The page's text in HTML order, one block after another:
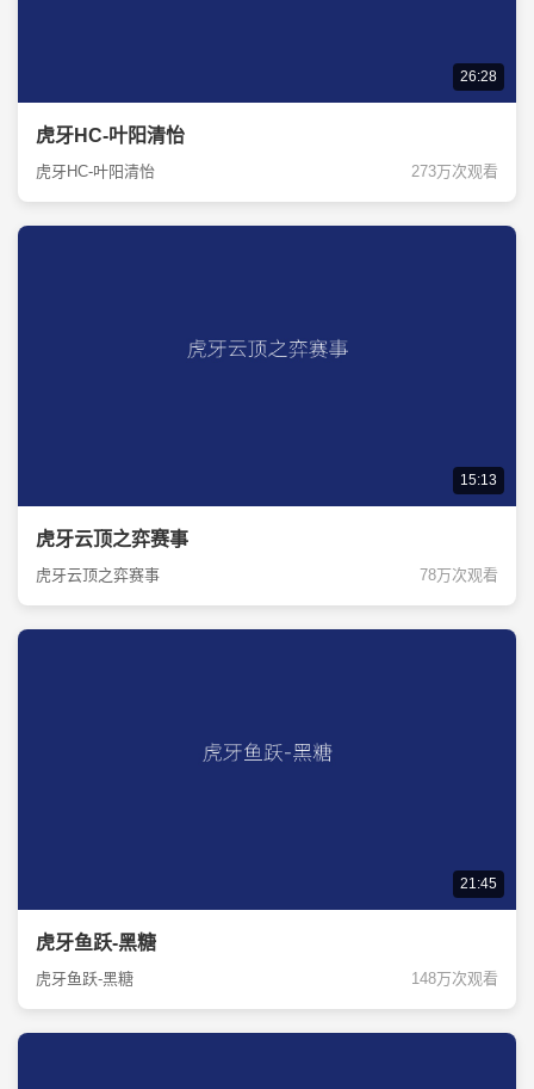
26:28
虎牙HC-叶阳清怡
虎牙HC-叶阳清怡 273万次观看
15:13
虎牙云顶之弈赛事
虎牙云顶之弈赛事 78万次观看
21:45
虎牙鱼跃-黑糖
虎牙鱼跃-黑糖 148万次观看